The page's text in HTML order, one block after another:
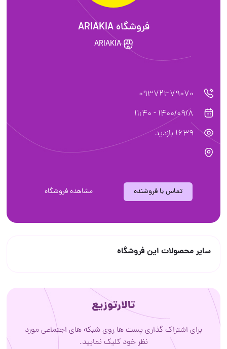
فروشگاه ARIAKIA
ARIAKIA
09372379070
1400/09/8 - 11:40
1639 بازدید
تماس با فروشنده مشاهده فروشگاه
سایر محصولات این فروشگاه
تالارتوزیع
برای اشتراک گذاری پست ها روی شبکه های اجتماعی مورد
نظر خود کلیک نمایید.